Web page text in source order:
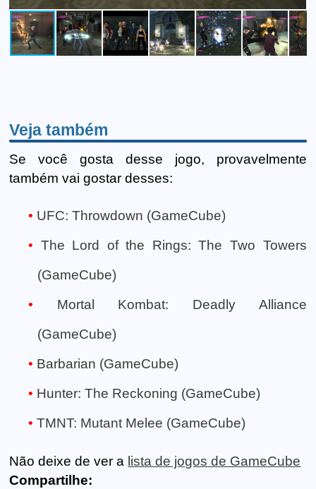
Veja também
Se você gosta desse jogo, provavelmente
também vai gostar desses:
UFC: Throwdown (GameCube)
The Lord of the Rings: The Two Towers
(GameCube)
Mortal Kombat: Deadly Alliance
(GameCube)
Barbarian (GameCube)
Hunter: The Reckoning (GameCube)
TMNT: Mutant Melee (GameCube)
Não deixe de ver a lista de jogos de GameCube
Compartilhe: